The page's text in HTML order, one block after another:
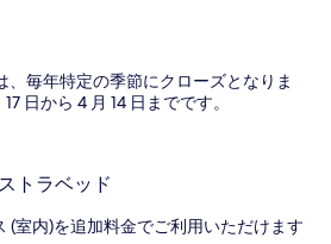
、毎年特定の季節にクローズとなりま
日から 4 月 14 日までです。
トラベッド
(室内)を追加料金でご利用いただけます